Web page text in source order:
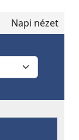
Napi nézet